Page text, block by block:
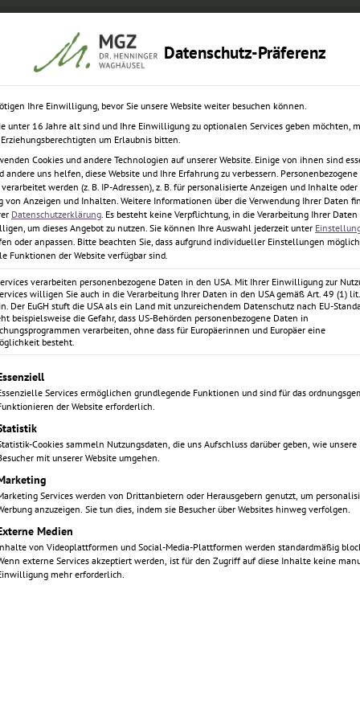
Tag Knochenaufbau ImplantologeKosten
und Erfahrung
Stück Lebensqualität:
Damit dieses Ergebnis
Planung und ein
entscheidend. Im
digitale Technik mit
Unser Anspruch ist es,
und dauerhaft stabile
Datenschutz-Präferenz
Ihre Einwilligung, bevor Sie unsere Website weiter besuchen können.
unter 16 Jahre alt sind und Ihre Einwilligung zu optionalen Services geben möchten,
um Erlaubnis bitten.
Cookies und andere Technologien auf unserer Website. Einige von ihnen sind
andere uns helfen, diese Website und Ihre Erfahrung zu verbessern.
werden (z. B. IP-Adressen), z. B. für personalisierte Anzeigen und Inhalte oder
von Anzeigen und Inhalten.Weitere Informationen über die Verwendung Ihrer Daten
Datenschutzerklärung. Es besteht keine Verpflichtung, in die Verarbeitung Ihrer Daten
um dieses Angebot zu nutzen. Sie können Ihre Auswahl jederzeit unter
oder anpassen. Bitte beachten Sie, dass aufgrund individueller Einstellungen
Funktionen der Website verfügbar sind.
verarbeiten personenbezogene Daten in den USA. Mit Ihrer Einwilligung zur
willigen Sie auch in die Verarbeitung Ihrer Daten in den USA gemäß Art. 49 (1)
Der EuGH stuft die USA als ein Land mit unzureichendem Datenschutz nach EU-
beispielsweise die Gefahr, dass US-Behörden personenbezogene Daten in
verarbeiten, ohne dass für Europäerinnen und Europäer eine
besteht.
eine Liste der Service-Gruppen, für die
Services ermöglichen grundlegende Funktionen und sind für das
der Website erforderlich.
Cookies sammeln Nutzungsdaten, die uns Aufschluss darüber geben, wie unsere
mit unserer Website umgehen.
Services werden von Drittanbietern oder Herausgebern genutzt, um
anzuzeigen. Sie tun dies, indem sie Besucher über Websites hinweg verfolgen.
Medien
von Videoplattformen und Social-Media-Plattformen werden standardmäßig
externe Services akzeptiert werden, ist für den Zugriff auf diese Inhalte keine
mehr erforderlich.